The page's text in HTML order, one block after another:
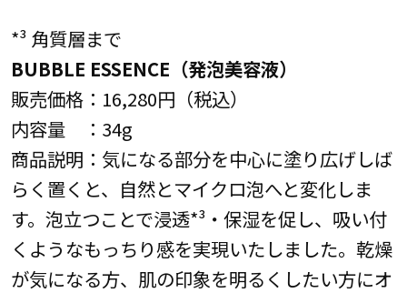
*³ 角質層まで
BUBBLE ESSENCE（発泡美容液）
販売価格：16,280円（税込）
内容量 ：34g
商品説明：気になる部分を中心に塗り広げしば
らく置くと、自然とマイクロ泡へと変化しま
す。泡立つことで浸透*³・保湿を促し、吸い付
くようなもっちり感を実現いたしました。乾燥
が気になる方、肌の印象を明るくしたい方にオ